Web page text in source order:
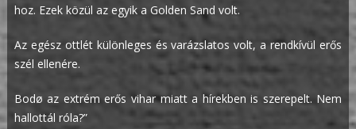
hoz. Ezek közül az egyik a Golden Sand volt.
Az egész ottlét különleges és varázslatos volt, a rendkívül erős
szél ellenére.
Bodø az extrém erős vihar miatt a hírekben is szerepelt. Nem
hallottál róla?”